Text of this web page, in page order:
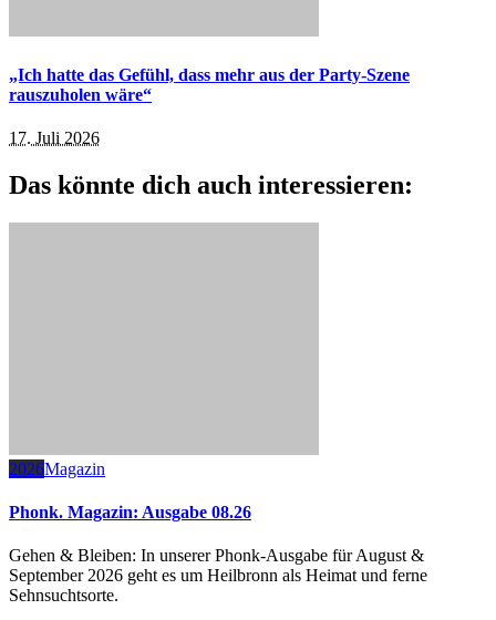
„Ich hatte das Gefühl, dass mehr aus der Party-Szene
rauszuholen wäre“
17. Juli 2026
Das könnte dich auch interessieren:
2026Magazin
Phonk. Magazin: Ausgabe 08.26
Gehen & Bleiben: In unserer Phonk-Ausgabe für August &
September 2026 geht es um Heilbronn als Heimat und ferne
Sehnsuchtsorte.